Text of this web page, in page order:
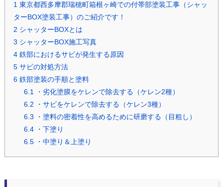
1東京都西多摩郡瑞穂町箱根ヶ崎での付帯部塗装工事（シャッ
ターBOX塗装工事）のご紹介です！
2 シャッターBOXとは
3 シャッターBOX施工写真
4鉄部におけるサビが発生する原因
5サビの対処方法
6鉄部塗装の手順と塗料
6.1・劣化塗膜をケレンで除去する（ケレン2種）
6.2 ・サビをケレンで除去する（ケレン3種）
6.3 ・塗料の密着性を高めるために研磨する（目粗し）
6.4・下塗り
6.5・中塗り＆上塗り